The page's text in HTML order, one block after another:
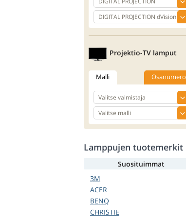
Projektio-TV lamput
Malli Osanumero
Lamppujen tuotemerkit
Suosituimmat
3M
ACER
BENQ
CHRISTIE